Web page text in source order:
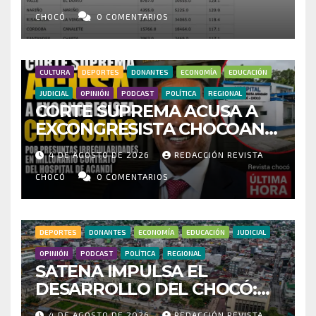
INVESTIGAR PRESUNTO
FRAUDE
CHOCÓ 0 COMENTARIOS
CULTURA DEPORTES DONANTES ECONOMÍA EDUCACIÓN
JUDICIAL OPINIÓN PODCAST POLÍTICA REGIONAL
CORTE SUPREMA ACUSA A
EXCONGRESISTA CHOCOANO
POR PRESUNTAS
IRREGULARIDADES EN
MILLONARIO CONTRATO DEL
HOSPITAL DE ACANDÍ
4 DE AGOSTO DE 2026 REDACCIÓN REVISTA
CHOCÓ 0 COMENTARIOS
DEPORTES DONANTES ECONOMÍA EDUCACIÓN JUDICIAL
OPINIÓN PODCAST POLÍTICA REGIONAL
SATENA IMPULSA EL
DESARROLLO DEL CHOCÓ:
MÁS DE 35 MIL PASAJEROS